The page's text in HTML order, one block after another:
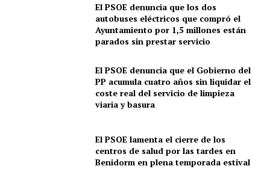
El PSOE denuncia que los dos
autobuses eléctricos que compró el
Ayuntamiento por 1,5 millones están
parados sin prestar servicio
El PSOE denuncia que el Gobierno del
PP acumula cuatro años sin liquidar el
coste real del servicio de limpieza
viaria y basura
El PSOE lamenta el cierre de los
centros de salud por las tardes en
Benidorm en plena temporada estival